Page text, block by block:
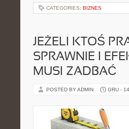
CATEGORIES: BIZNES
JEŻELI KTOŚ
SPRAWNIE I
MUSI ZADBAĆ
POSTED BY ADMIN GRU -